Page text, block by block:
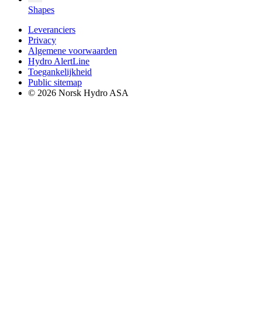
Shapes
Leveranciers
Privacy
Algemene voorwaarden
Hydro AlertLine
Toegankelijkheid
Public sitemap
© 2026 Norsk Hydro ASA